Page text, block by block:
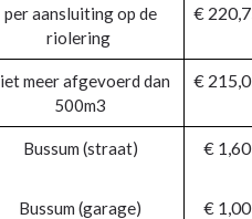
per aansluiting op de
riolering
€
meer afgevoerd dan
500m3
€
Bussum (straat)
Bussum (garage)
€ 1,60
€ 1,00